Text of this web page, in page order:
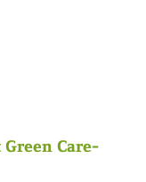
Care-